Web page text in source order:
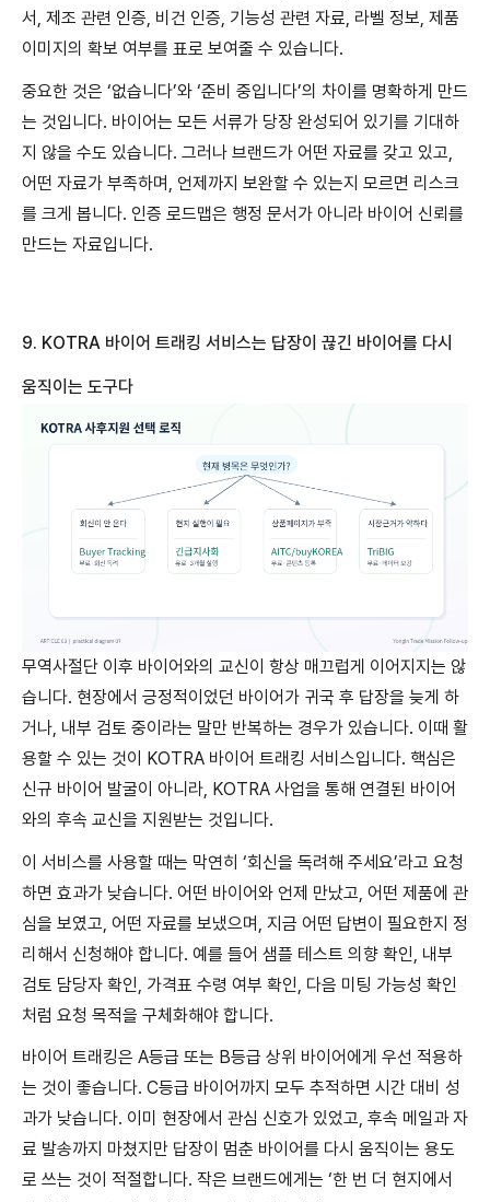
서, 제조 관련 인증, 비건 인증, 기능성 관련 자료, 라벨 정보, 제품
이미지의 확보 여부를 표로 보여줄 수 있습니다.
중요한 것은 ‘없습니다’와 ‘준비 중입니다’의 차이를 명확하게 만드
는 것입니다. 바이어는 모든 서류가 당장 완성되어 있기를 기대하
지 않을 수도 있습니다. 그러나 브랜드가 어떤 자료를 갖고 있고,
어떤 자료가 부족하며, 언제까지 보완할 수 있는지 모르면 리스크
를 크게 봅니다. 인증 로드맵은 행정 문서가 아니라 바이어 신뢰를
만드는 자료입니다.
9. KOTRA 바이어 트래킹 서비스는 답장이 끊긴 바이어를 다시
움직이는 도구다
무역사절단 이후 바이어와의 교신이 항상 매끄럽게 이어지지는 않
습니다. 현장에서 긍정적이었던 바이어가 귀국 후 답장을 늦게 하
거나, 내부 검토 중이라는 말만 반복하는 경우가 있습니다. 이때 활
용할 수 있는 것이 KOTRA 바이어 트래킹 서비스입니다. 핵심은
신규 바이어 발굴이 아니라, KOTRA 사업을 통해 연결된 바이어
와의 후속 교신을 지원받는 것입니다.
이 서비스를 사용할 때는 막연히 ‘회신을 독려해 주세요’라고 요청
하면 효과가 낮습니다. 어떤 바이어와 언제 만났고, 어떤 제품에 관
심을 보였고, 어떤 자료를 보냈으며, 지금 어떤 답변이 필요한지 정
리해서 신청해야 합니다. 예를 들어 샘플 테스트 의향 확인, 내부
검토 담당자 확인, 가격표 수령 여부 확인, 다음 미팅 가능성 확인
처럼 요청 목적을 구체화해야 합니다.
바이어 트래킹은 A등급 또는 B등급 상위 바이어에게 우선 적용하
는 것이 좋습니다. C등급 바이어까지 모두 추적하면 시간 대비 성
과가 낮습니다. 이미 현장에서 관심 신호가 있었고, 후속 메일과 자
료 발송까지 마쳤지만 답장이 멈춘 바이어를 다시 움직이는 용도
로 쓰는 것이 적절합니다. 작은 브랜드에게는 ‘한 번 더 현지에서